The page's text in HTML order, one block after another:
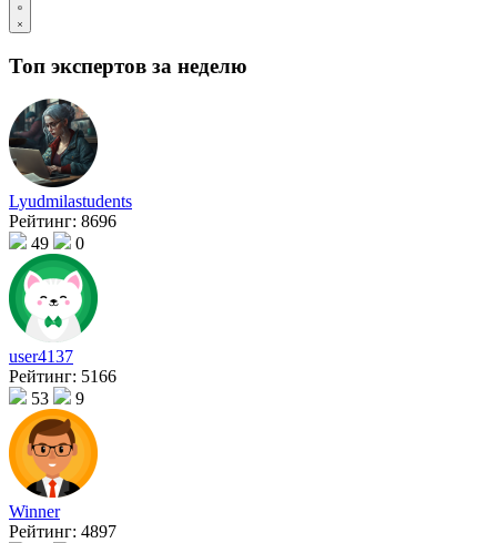
Топ экспертов за неделю
Lyudmilastudents
Рейтинг: 8696
49
0
user4137
Рейтинг: 5166
53
9
Winner
Рейтинг: 4897